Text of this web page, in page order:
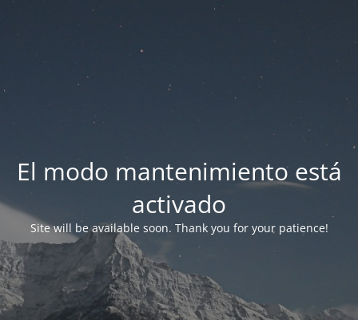
El modo mantenimiento está
activado
Site will be available soon. Thank you for your patience!